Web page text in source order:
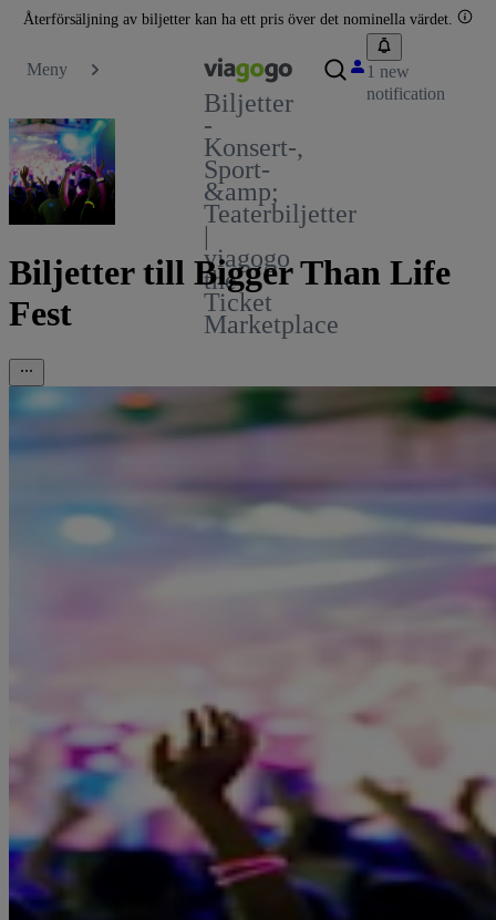
Återförsäljning av biljetter kan ha ett pris över det nominella värdet.
Meny
Biljetter
-
Konsert-,
Sport-
&amp;
Teaterbiljetter
|
viagogo
the
Ticket
Marketplace
1 new
notification
Biljetter till Bigger Than Life
Fest